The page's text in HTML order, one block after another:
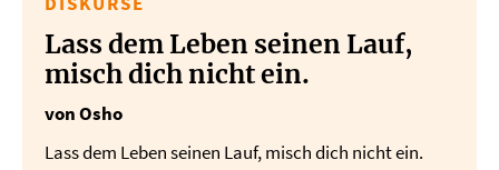
Lass dem Leben seinen Lauf,
misch dich nicht ein.
von Osho
Lass dem Leben seinen Lauf, misch dich nicht ein.